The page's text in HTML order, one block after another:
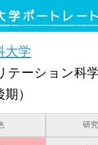
大学
テーション科
期）
研